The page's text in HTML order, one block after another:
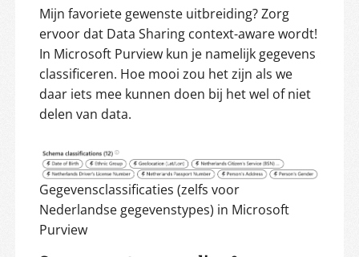
Mijn favoriete gewenste uitbreiding? Zorg
ervoor dat Data Sharing context-aware wordt!
In Microsoft Purview kun je namelijk gegevens
classificeren. Hoe mooi zou het zijn als we
daar iets mee kunnen doen bij het wel of niet
delen van data.
Gegevensclassificaties (zelfs voor
Nederlandse gegevenstypes) in Microsoft
Purview